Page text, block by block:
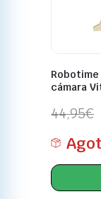
cámara
44,95€